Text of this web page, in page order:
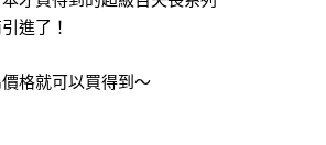
進了！
格就可以買得到～